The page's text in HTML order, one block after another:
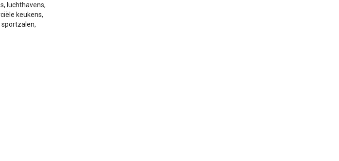
luchthavens,
keukens,
sportzalen,